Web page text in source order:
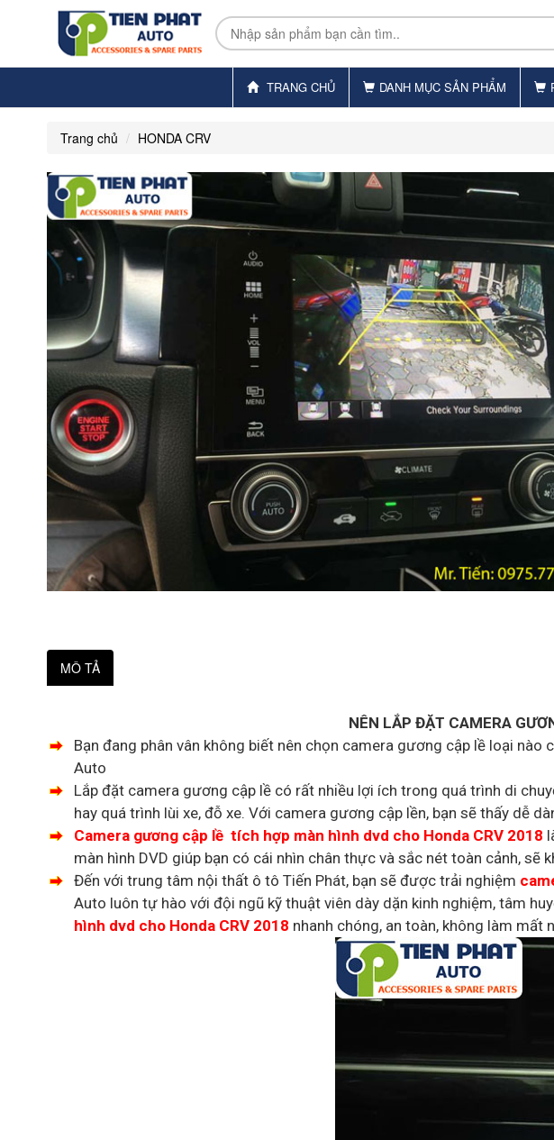
TRANG CHỦ DANH MỤC SẢN PHẨM
Trang chủ HONDA CRV
MÔ TẢ
NÊN LẮP ĐẶT CAMERA
Bạn đang phân vân không biết nên chọn camera gương cập lề loại
Auto
Lắp đặt camera gương cập lề có rất nhiều lợi ích trong quá trình di
hay quá trình lùi xe, đỗ xe. Với camera gương cập lền, bạn sẽ thấy dễ
Camera gương cập lề tích hợp màn hình dvd cho Honda CRV 2018
màn hình DVD giúp bạn có cái nhìn chân thực và sắc nét toàn cảnh,
Đến với trung tâm nội thất ô tô Tiến Phát, bạn sẽ được trải nghiệm
Auto luôn tự hào với đội ngũ kỹ thuật viên dày dặn kinh nghiệm, tâm
hình dvd cho Honda CRV 2018 nhanh chóng, an toàn, không làm mất